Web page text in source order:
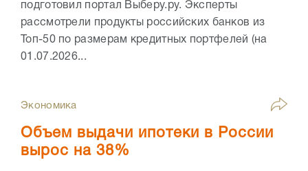
подготовил портал Выберу.ру. Эксперты
рассмотрели продукты российских банков из
Топ-50 по размерам кредитных портфелей (на
01.07.2026...
Экономика
Объем выдачи ипотеки в России
вырос на 38%